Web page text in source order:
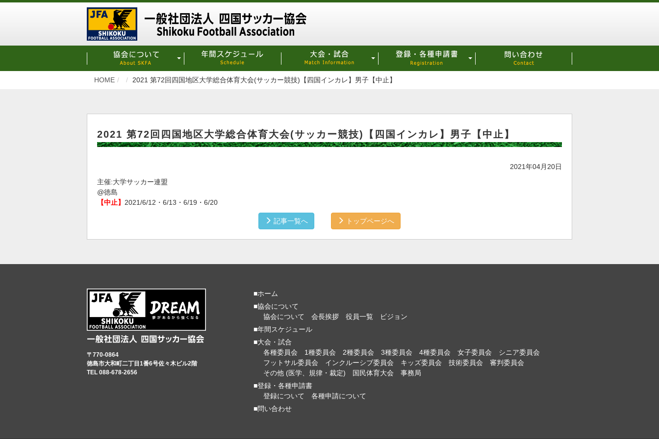
HOME 2021 第72回四国地区大学総合体育大会(サッカー競技)【四国インカレ】男子【中止】
2021 第72回四国地区大学総合体育大会(サッカー競技)【四国インカレ】男子【中止】
2021年04月20日
主催:大学サッカー連盟
@徳島
【中止】 2021/6/12・6/13・6/19・6/20
記事一覧へ トップページへ
■ホーム
■協会について
協会について
会長挨拶 役員一覧
ビジョン
■年間スケジュール
■大会・試合
各種委員会
1種委員会 2種委員会 3種委員会 4種委員会 女子委員会
シニア委員会
フットサル委員会
インクルーシブ委員会 キッズ委員会 技術委員会
審判委員会
その他 (医学、規律・裁定)
国民体育大会
事務局
■登録・各種申請書
登録について
各種申請について
■問い合わせ
〒770-0864
徳島市大和町二丁目1番6号佐々木ビル2階
TEL 088-678-2656